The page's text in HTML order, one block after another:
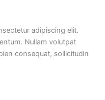
adipiscing elit.
Nullam volutpat
consequat, sollicitudin